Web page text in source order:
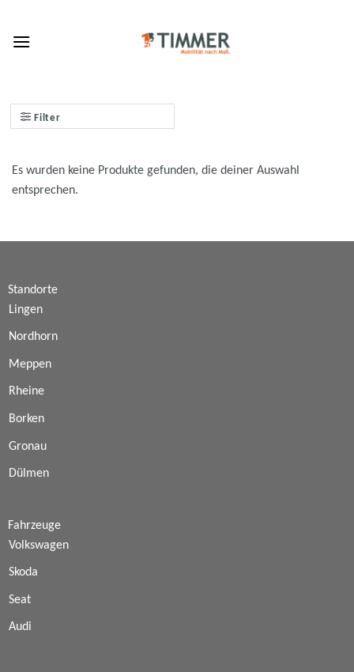
content
Filter
Es wurden keine Produkte gefunden, die deiner Auswahl
entsprechen.
Standorte
Lingen
Nordhorn
Meppen
Rheine
Borken
Gronau
Dülmen
Fahrzeuge
Volkswagen
Skoda
Seat
Audi